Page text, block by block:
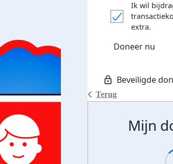
Terug
Ik wil
extra.
Doneer nu
Mijn